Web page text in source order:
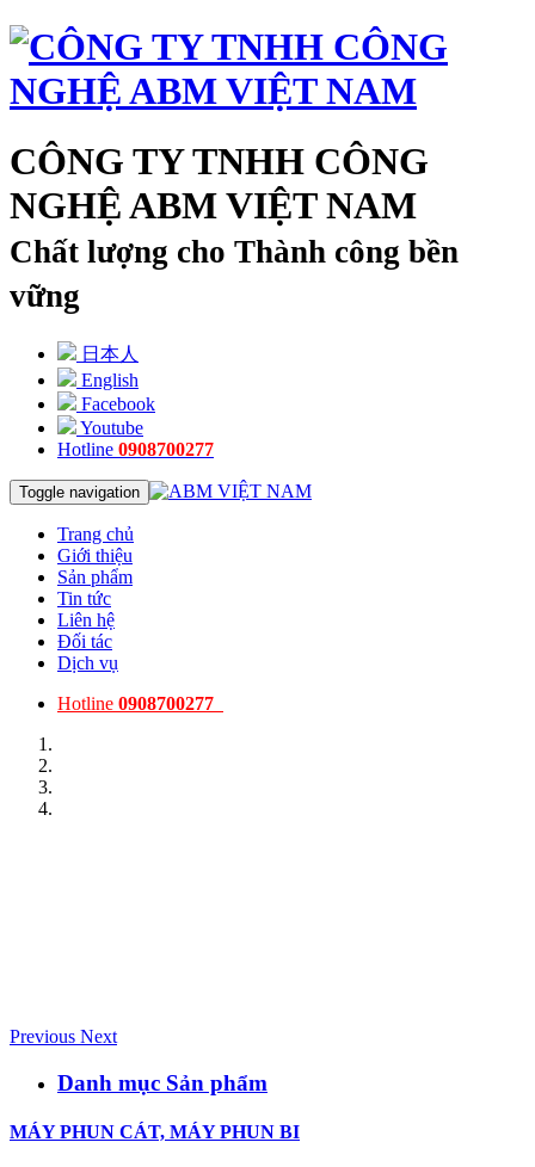
CÔNG TY TNHH CÔNG
NGHỆ ABM VIỆT NAM
Chất lượng cho Thành công bền
vững
日本人
English
Facebook
Youtube
Hotline 0908700277
Toggle navigation
Trang chủ
Giới thiệu
Sản phẩm
Tin tức
Liên hệ
Đối tác
Dịch vụ
Hotline 0908700277
Previous Next
Danh mục Sản phẩm
MÁY PHUN CÁT, MÁY PHUN BI